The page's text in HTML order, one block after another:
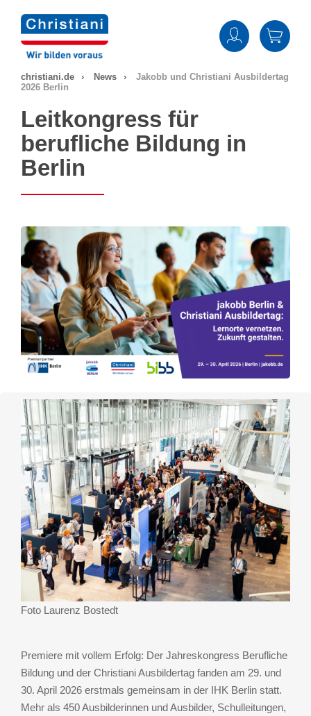
Inhalt
springen
christiani.de News
Jakobb und Christiani Ausbildertag
2026 Berlin
Leitkongress für
berufliche Bildung in
Berlin
Foto Laurenz Bostedt
Premiere mit vollem Erfolg: Der Jahreskongress Berufliche
Bildung und der Christiani Ausbildertag fanden am 29. und
30. April 2026 erstmals gemeinsam in der IHK Berlin statt.
Mehr als 450 Ausbilderinnen und Ausbilder, Schulleitungen,